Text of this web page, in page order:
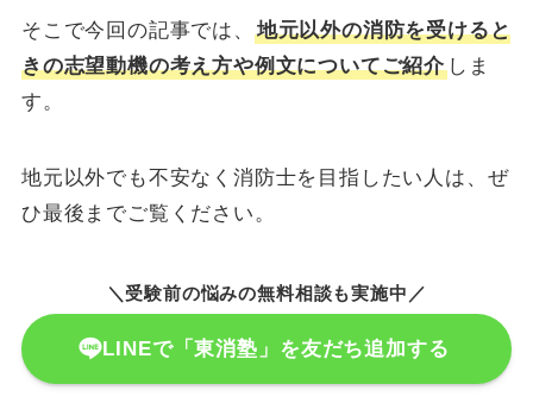
そこで今回の記事では、
地元以外の消防を受けると
きの志望動機の考え方や例文についてご紹介 しま
す。
地元以外でも不安なく消防士を目指したい人は、ぜ
ひ最後までご覧ください。
＼受験前の悩みの無料相談も実施中／
LINEで「東消塾」を友だち追加する